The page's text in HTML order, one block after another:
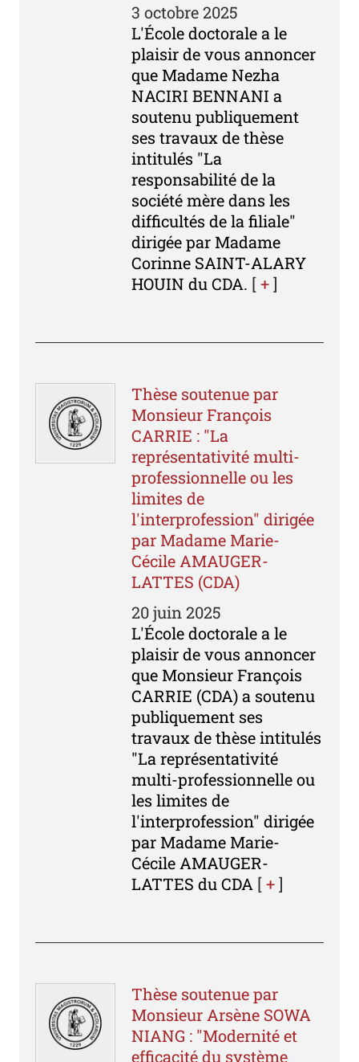
3 octobre 2025
L'École doctorale a le
plaisir de vous annoncer
que Madame Nezha
NACIRI BENNANI a
soutenu publiquement
ses travaux de thèse
intitulés "La
responsabilité de la
société mère dans les
difficultés de la filiale"
dirigée par Madame
Corinne SAINT-ALARY
HOUIN du CDA. [+]
Thèse soutenue par
Monsieur François
CARRIE : "La
représentativité multi-
professionnelle ou les
limites de
l'interprofession" dirigée
par Madame Marie-
Cécile AMAUGER-
LATTES (CDA)
20 juin 2025
L'École doctorale a le
plaisir de vous annoncer
que Monsieur François
CARRIE (CDA) a soutenu
publiquement ses
travaux de thèse intitulés
"La représentativité
multi-professionnelle ou
les limites de
l'interprofession" dirigée
par Madame Marie-
Cécile AMAUGER-
LATTES du CDA [+]
Thèse soutenue par
Monsieur Arsène SOWA
NIANG : "Modernité et
efficacité du système